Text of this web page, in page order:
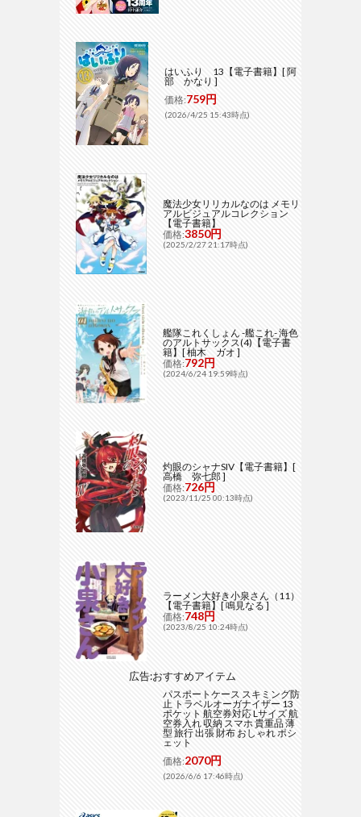
はいふり 13【電子書籍】[ 阿
部 かなり ]
価格:759円
(2026/4/25 15:43時点)
魔法少女リリカルなのは メモリ
アルビジュアルコレクション
【電子書籍】
価格:3850円
(2025/2/27 21:17時点)
艦隊これくしょん -艦これ- 海色
のアルトサックス(4)【電子書
籍】[ 柚木 ガオ ]
価格:792円
(2024/6/24 19:59時点)
灼眼のシャナSIV【電子書籍】[
高橋 弥七郎 ]
価格:726円
(2023/11/25 00:13時点)
ラーメン大好き小泉さん（11）
【電子書籍】[ 鳴見なる ]
価格:748円
(2023/8/25 10:24時点)
広告:おすすめアイテム
パスポートケース スキミング防
止 トラベルオーガナイザー 13
ポケット 航空券対応 Lサイズ 航
空券入れ 収納 スマホ 貴重品 薄
型 旅行 出張 財布 おしゃれ ポシ
ェット
価格:2070円
(2026/6/6 17:46時点)